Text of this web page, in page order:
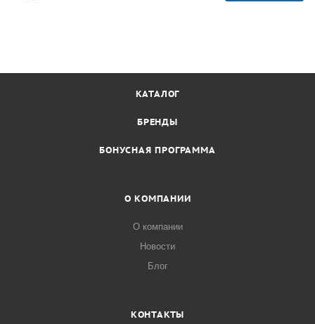
КАТАЛОГ
БРЕНДЫ
БОНУСНАЯ ПРОГРАММА
О КОМПАНИИ
О компании
Новости
Блог
КОНТАКТЫ